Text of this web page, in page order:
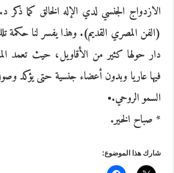
الازدواج الجنسي لدي الإله الخالق كما
(الفن المصري القديم). وهذا يفسر لنا حكمة
دار حولها كثير من الأقاويل، حيث تعمد
فيها عاريا وبدون أعضاء جنسية حتى يؤكد
السمو الروحي.•
* صباح الخير.
شارك هذا الموضوع: